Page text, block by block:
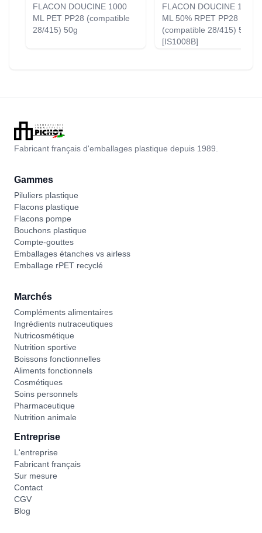
FLACON DOUCINE 1000
ML PET PP28 (compatible
28/415) 50g
FLACON DOUCINE 1000
ML 50% RPET PP28
(compatible 28/415) 50g
[IS1008B]
Fabricant français d'emballages plastique depuis 1989.
Gammes
Piluliers plastique
Flacons plastique
Flacons pompe
Bouchons plastique
Compte-gouttes
Emballages étanches vs airless
Emballage rPET recyclé
Marchés
Compléments alimentaires
Ingrédients nutraceutiques
Nutricosmétique
Nutrition sportive
Boissons fonctionnelles
Aliments fonctionnels
Cosmétiques
Soins personnels
Pharmaceutique
Nutrition animale
Entreprise
L'entreprise
Fabricant français
Sur mesure
Contact
CGV
Blog